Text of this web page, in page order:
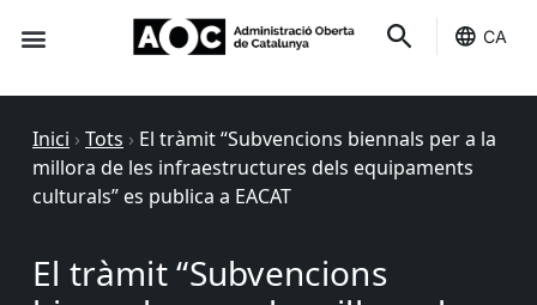
CA
Inici › Tots › El tràmit “Subvencions biennals per a la
millora de les infraestructures dels equipaments
culturals” es publica a EACAT
El tràmit “Subvencions